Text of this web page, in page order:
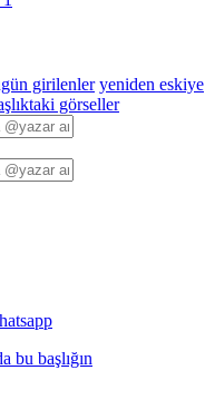
girilenler yeniden eskiye
görseller
bu başlığın